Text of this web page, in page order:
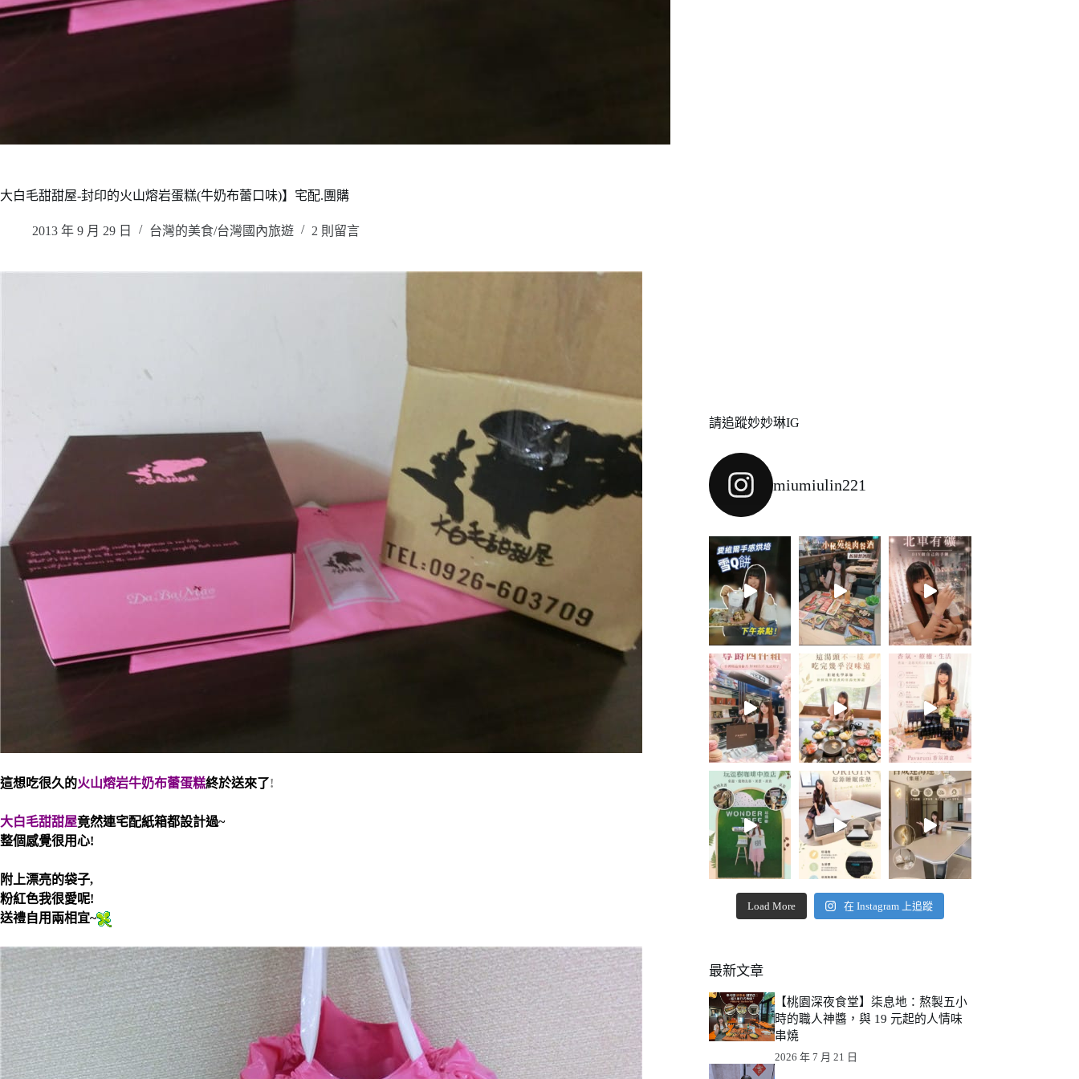
大白毛甜甜屋-封印的火山熔岩蛋糕(牛奶布蕾口味)】宅配.團購
2013 年 9 月 29 日 台灣的美食/台灣國內旅遊 2 則留言
這想吃很久的火山熔岩牛奶布蕾蛋糕終於送來了!
大白毛甜甜屋竟然連宅配紙箱都設計過~
整個感覺很用心!
附上漂亮的袋子,
粉紅色我很愛呢!
送禮自用兩相宜~
請追蹤妙妙琳IG
miumiulin221
Load More 在 Instagram 上追蹤
最新文章
【桃園深夜食堂】柒息地：熬製五小
時的職人神醬，與 19 元起的人情味
串燒
2026 年 7 月 21 日